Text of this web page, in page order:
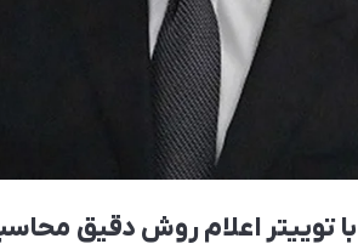
توییتر اعلام روش دقیق